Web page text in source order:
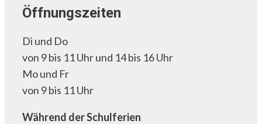
Öffnungszeiten
Di und Do
von 9 bis 11 Uhr und 14 bis 16 Uhr
Mo und Fr
von 9 bis 11 Uhr
Während der Schulferien